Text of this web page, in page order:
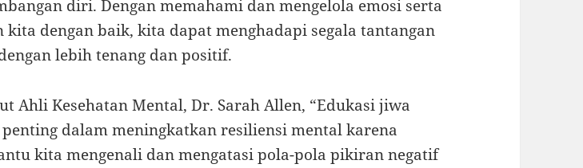
diri. Dengan memahami dan mengelola emosi serta
dengan baik, kita dapat menghadapi segala tantangan
lebih tenang dan positif.
Ahli Kesehatan Mental, Dr. Sarah Allen, “Edukasi jiwa
penting dalam meningkatkan resiliensi mental karena
kita mengenali dan mengatasi pola-pola pikiran negatif